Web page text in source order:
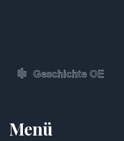
Menü